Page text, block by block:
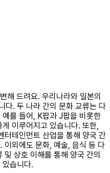
해 드려요. 우리나라와 일본의
다. 두 나라 간의 문화 교류는 다
를 들어, K팝과 J팝을 비롯한
이루어지고 있습니다. 또한,
터테인먼트 산업을 통해 양국 간
이외에도 문화, 예술, 음식 등 다
상호 이해를 통해 양국 간의
습니다.